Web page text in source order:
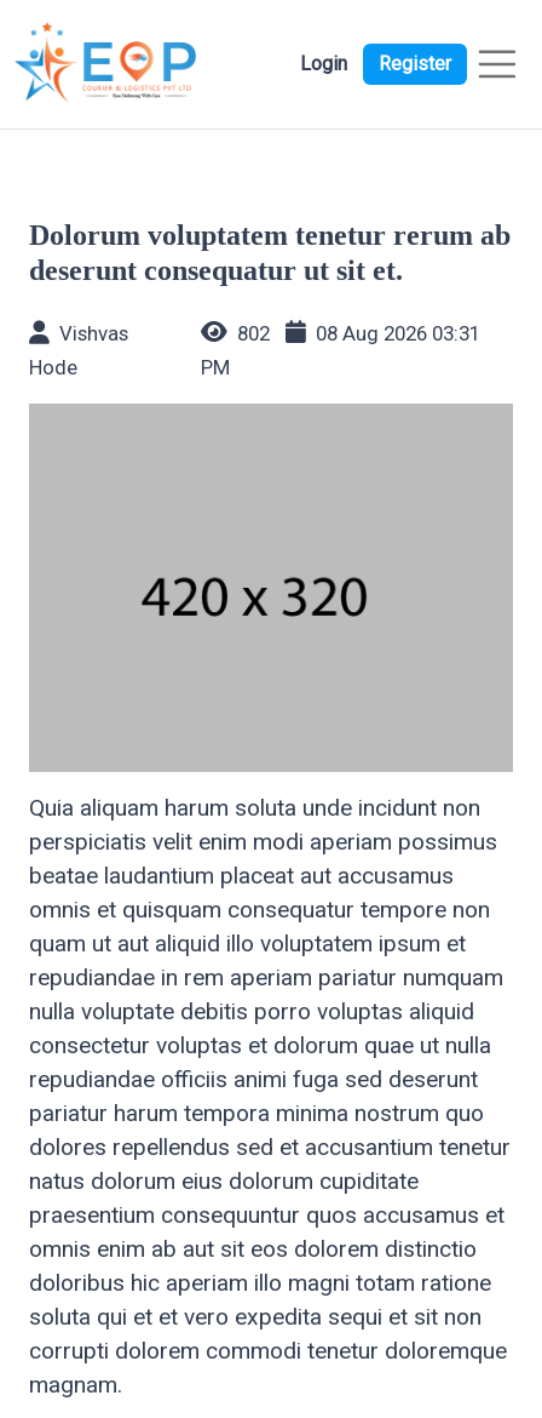
Login Register
Dolorum voluptatem tenetur rerum ab
deserunt consequatur ut sit et.
Vishvas
Hode
802
08 Aug 2026 03:31
PM
Quia aliquam harum soluta unde incidunt non
perspiciatis velit enim modi aperiam possimus
beatae laudantium placeat aut accusamus
omnis et quisquam consequatur tempore non
quam ut aut aliquid illo voluptatem ipsum et
repudiandae in rem aperiam pariatur numquam
nulla voluptate debitis porro voluptas aliquid
consectetur voluptas et dolorum quae ut nulla
repudiandae officiis animi fuga sed deserunt
pariatur harum tempora minima nostrum quo
dolores repellendus sed et accusantium tenetur
natus dolorum eius dolorum cupiditate
praesentium consequuntur quos accusamus et
omnis enim ab aut sit eos dolorem distinctio
doloribus hic aperiam illo magni totam ratione
soluta qui et et vero expedita sequi et sit non
corrupti dolorem commodi tenetur doloremque
magnam.